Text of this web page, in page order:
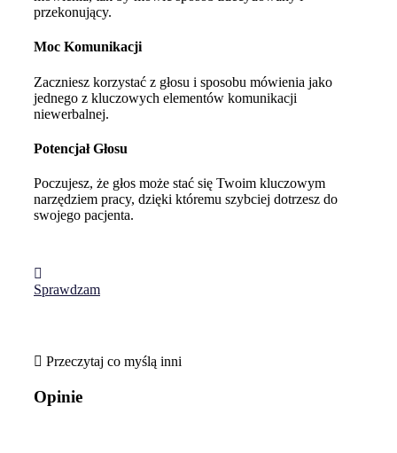
przekonujący.
Moc Komunikacji
Zaczniesz korzystać z głosu i sposobu mówienia jako
jednego z kluczowych elementów komunikacji
niewerbalnej.
Potencjał Głosu
Poczujesz, że głos może stać się Twoim kluczowym
narzędziem pracy, dzięki któremu szybciej dotrzesz do
swojego pacjenta.
Sprawdzam
Przeczytaj co myślą inni
Opinie